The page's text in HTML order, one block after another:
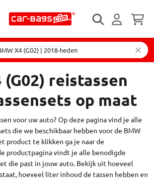
X4 (G02) | 2018-heden
(G02) reistassen
op maat
voor uw auto? Op deze pagina vind je alle
die we beschikbaar hebben voor de BMW
product te klikken ga je naar de
productpagina vindt je alle benodigde
die past in jouw auto. Bekijk uit hoeveel
hoeveel liter inhoud de tassen hebben en